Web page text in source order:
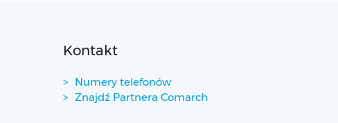
Kontakt
Numery telefonów
Znajdź Partnera Comarch